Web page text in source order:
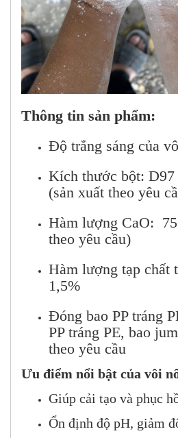
Thông tin sản phẩm:
Độ trắng sáng của
Kích thước bột: D97
(sản xuất theo yêu
Hàm lượng CaO:
theo yêu cầu)
Hàm lượng tạp chất
1,5%
Đóng bao PP tráng
PP tráng PE, bao
theo yêu cầu
Ưu điểm nổi bật của vôi
Giúp cải tạo và phục
Ổn định độ pH, giảm